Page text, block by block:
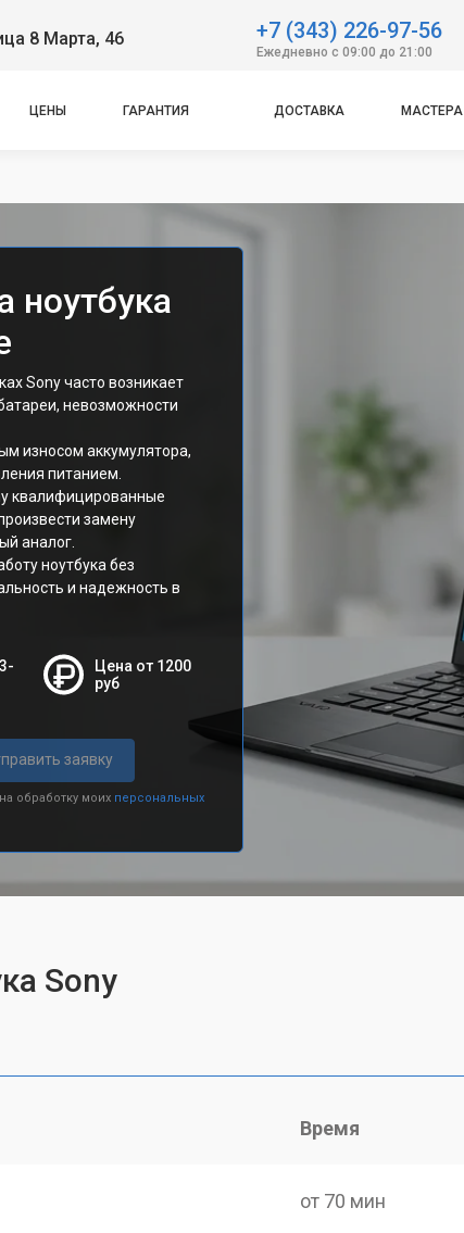
8 Марта, 46 +7 (343) 226-97-56
Ежедневно с 09:00 до 21:00
ЦЕНЫ ГАРАНТИЯ ДОСТАВКА МАСТЕРА
ноутбука
Sony часто возникает
невозможности
износом аккумулятора,
питанием.
квалифицированные
замену
аналог.
ноутбука без
и надежность в
Цена от 1200
руб
заявку
обработку моих персональных
Sony
Время
от 70 мин